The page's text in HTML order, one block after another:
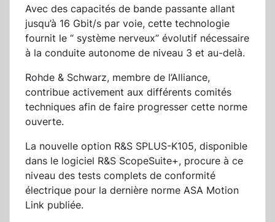
Avec des capacités de bande passante allant
jusqu’à 16 Gbit/s par voie, cette technologie
fournit le “ système nerveux” évolutif nécessaire
à la conduite autonome de niveau 3 et au-delà.
Rohde & Schwarz, membre de l’Alliance,
contribue activement aux différents comités
techniques afin de faire progresser cette norme
ouverte.
La nouvelle option R&S SPLUS-K105, disponible
dans le logiciel R&S ScopeSuite+, procure à ce
niveau des tests complets de conformité
électrique pour la dernière norme ASA Motion
Link publiée.